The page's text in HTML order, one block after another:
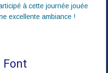
à cette journée jouée
excellente ambiance !
Font